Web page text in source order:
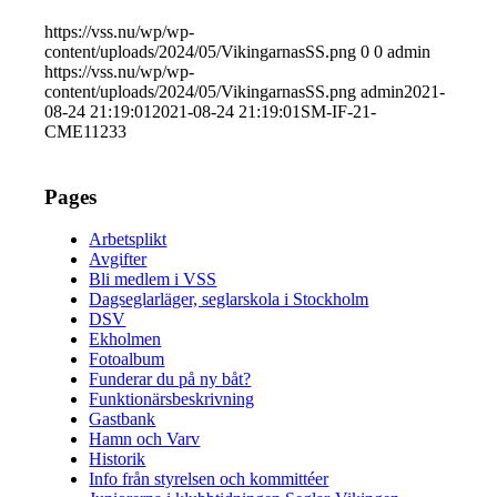
https://vss.nu/wp/wp-
content/uploads/2024/05/VikingarnasSS.png 0 0 admin
https://vss.nu/wp/wp-
content/uploads/2024/05/VikingarnasSS.png admin2021-
08-24 21:19:01 2021-08-24 21:19:01 SM-IF-21-
CME11233
Pages
Arbetsplikt
Avgifter
Bli medlem i VSS
Dagseglarläger, seglarskola i Stockholm
DSV
Ekholmen
Fotoalbum
Funderar du på ny båt?
Funktionärsbeskrivning
Gastbank
Hamn och Varv
Historik
Info från styrelsen och kommittéer